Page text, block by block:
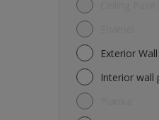
Exterior
Interior wall